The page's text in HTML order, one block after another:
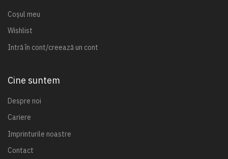
Coșul meu
Wishlist
Intră în cont/creează un cont
Cine suntem
Despre noi
Cariere
Imprinturile noastre
Contact